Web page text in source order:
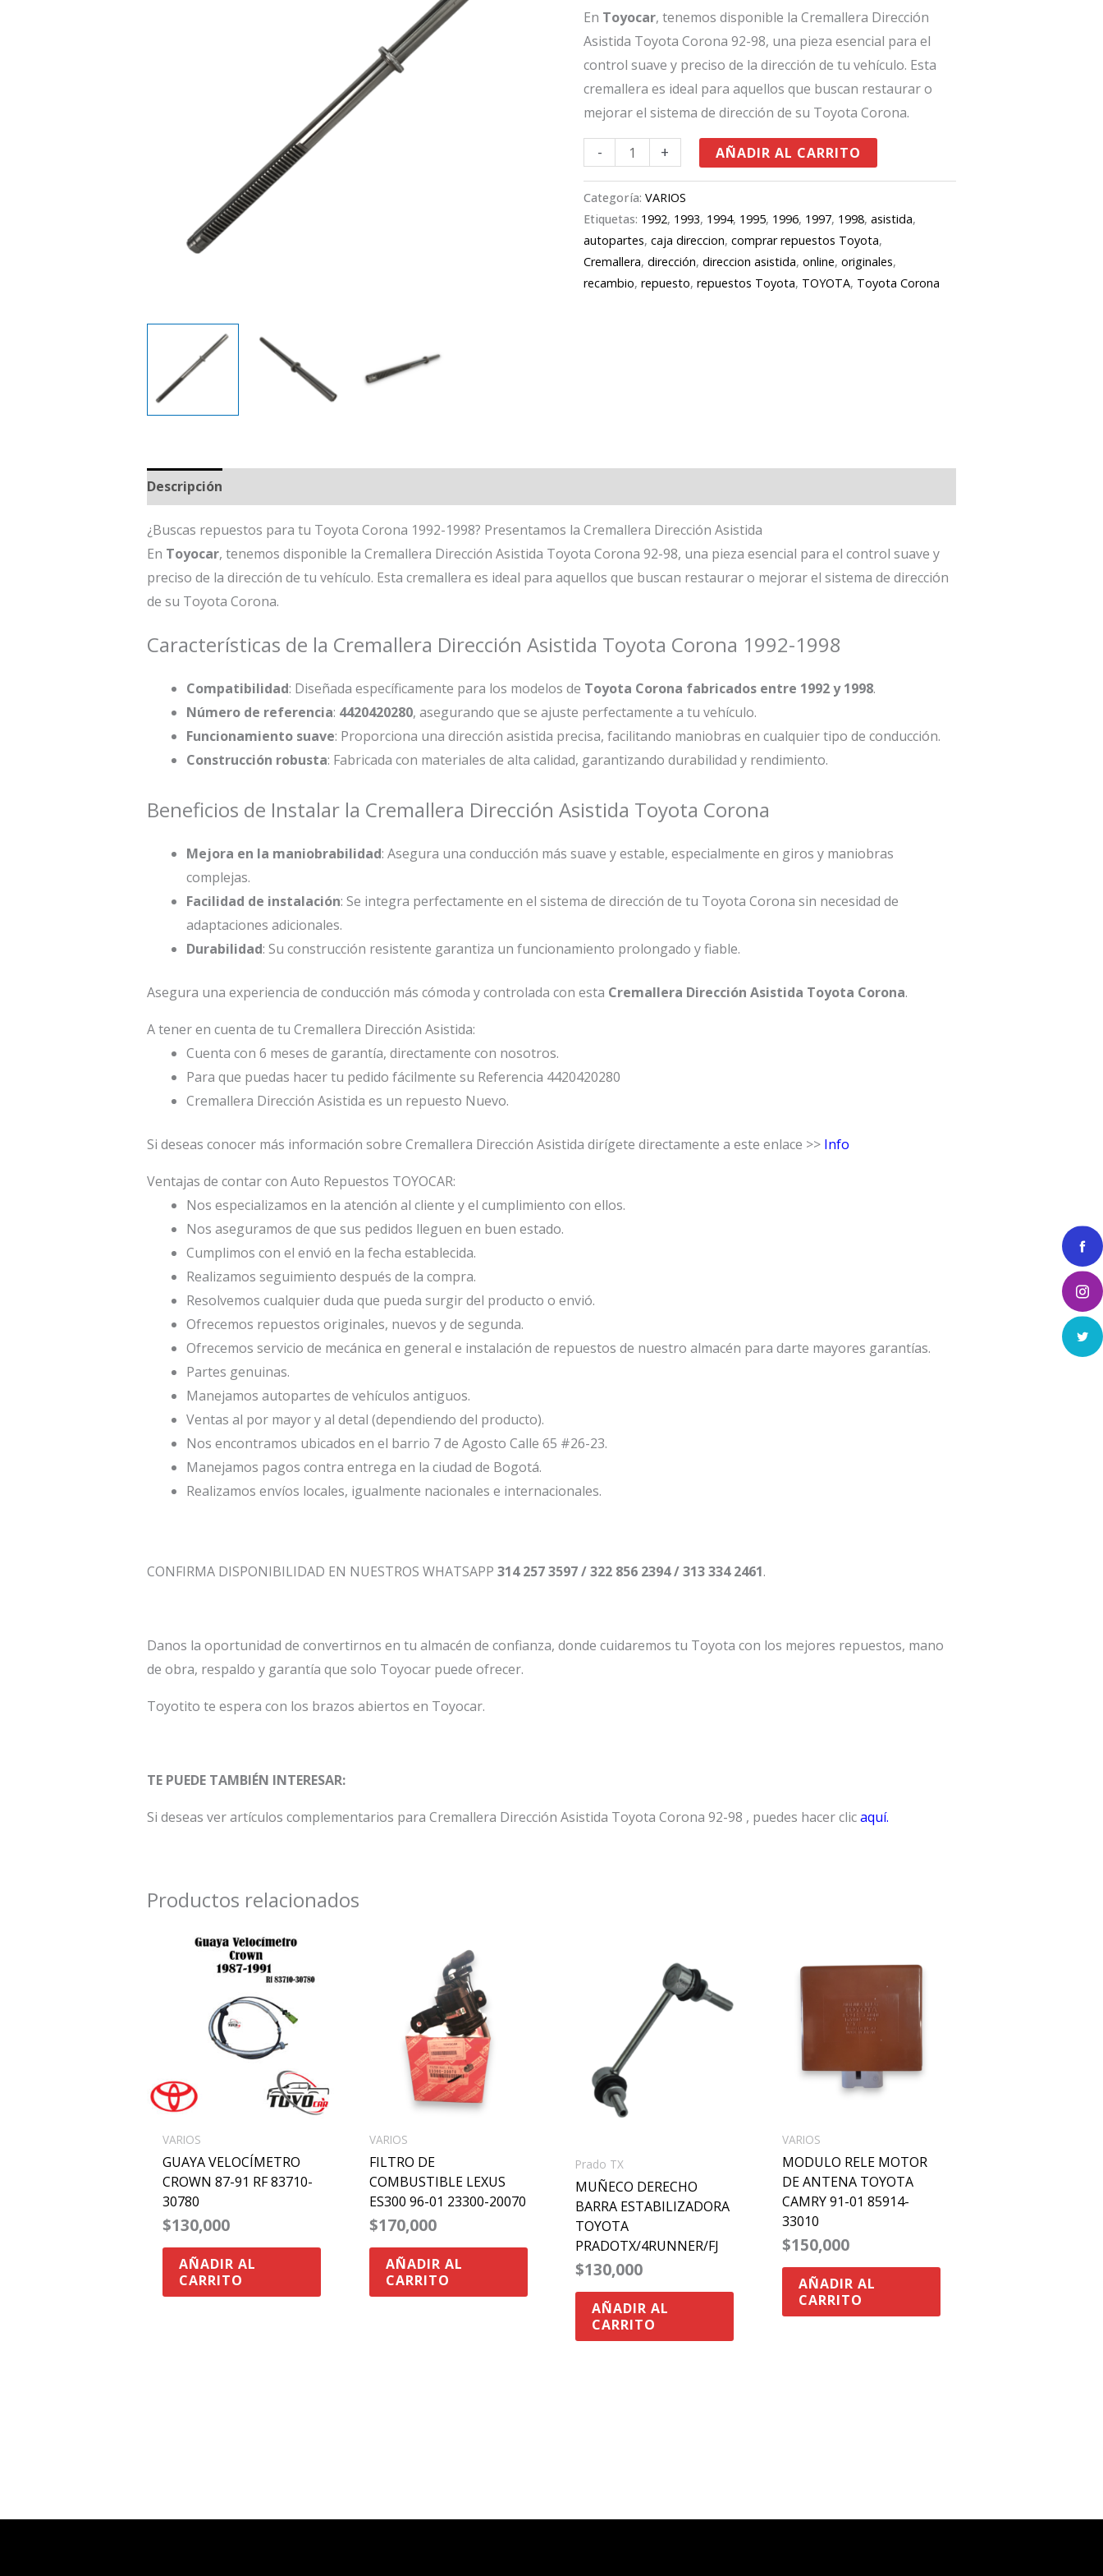
En Toyocar, tenemos disponible la Cremallera Dirección
Asistida Toyota Corona 92-98, una pieza esencial para el
control suave y preciso de la dirección de tu vehículo. Esta
cremallera es ideal para aquellos que buscan restaurar o
mejorar el sistema de dirección de su Toyota Corona.
-
Corona
92-
98
cantidad
+ AÑADIR AL CARRITO
Categoría:VARIOS
Etiquetas: 1992, 1993, 1994, 1995, 1996, 1997, 1998,asistida,
autopartes,caja direccion,comprar repuestos Toyota,
Cremallera,dirección,direccion asistida,online,originales,
recambio,repuesto,repuestos Toyota, TOYOTA, Toyota Corona
Descripción
¿Buscas repuestos para tu Toyota Corona 1992-1998? Presentamos la Cremallera Dirección Asistida
En Toyocar, tenemos disponible la Cremallera Dirección Asistida Toyota Corona 92-98, una pieza esencial para el control suave y
preciso de la dirección de tu vehículo. Esta cremallera es ideal para aquellos que buscan restaurar o mejorar el sistema de dirección
de su Toyota Corona.
Características de la Cremallera Dirección Asistida Toyota Corona 1992-1998
Compatibilidad: Diseñada específicamente para los modelos de Toyota Corona fabricados entre 1992 y 1998.
Número de referencia: 4420420280, asegurando que se ajuste perfectamente a tu vehículo.
Funcionamiento suave: Proporciona una dirección asistida precisa, facilitando maniobras en cualquier tipo de conducción.
Construcción robusta: Fabricada con materiales de alta calidad, garantizando durabilidad y rendimiento.
Beneficios de Instalar la Cremallera Dirección Asistida Toyota Corona
Mejora en la maniobrabilidad: Asegura una conducción más suave y estable, especialmente en giros y maniobras
complejas.
Facilidad de instalación: Se integra perfectamente en el sistema de dirección de tu Toyota Corona sin necesidad de
adaptaciones adicionales.
Durabilidad: Su construcción resistente garantiza un funcionamiento prolongado y fiable.
Asegura una experiencia de conducción más cómoda y controlada con esta Cremallera Dirección Asistida Toyota Corona.
A tener en cuenta de tu Cremallera Dirección Asistida:
Cuenta con 6 meses de garantía, directamente con nosotros.
Para que puedas hacer tu pedido fácilmente su Referencia 4420420280
Cremallera Dirección Asistida es un repuesto Nuevo.
Si deseas conocer más información sobre Cremallera Dirección Asistida dirígete directamente a este enlace >> Info
Ventajas de contar con Auto Repuestos TOYOCAR:
Nos especializamos en la atención al cliente y el cumplimiento con ellos.
Nos aseguramos de que sus pedidos lleguen en buen estado.
Cumplimos con el envió en la fecha establecida.
Realizamos seguimiento después de la compra.
Resolvemos cualquier duda que pueda surgir del producto o envió.
Ofrecemos repuestos originales, nuevos y de segunda.
Ofrecemos servicio de mecánica en general e instalación de repuestos de nuestro almacén para darte mayores garantías.
Partes genuinas.
Manejamos autopartes de vehículos antiguos.
Ventas al por mayor y al detal (dependiendo del producto).
Nos encontramos ubicados en el barrio 7 de Agosto Calle 65 #26-23.
Manejamos pagos contra entrega en la ciudad de Bogotá.
Realizamos envíos locales, igualmente nacionales e internacionales.
CONFIRMA DISPONIBILIDAD EN NUESTROS WHATSAPP 314 257 3597 / 322 856 2394 / 313 334 2461.
Danos la oportunidad de convertirnos en tu almacén de confianza, donde cuidaremos tu Toyota con los mejores repuestos, mano
de obra, respaldo y garantía que solo Toyocar puede ofrecer.
Toyotito te espera con los brazos abiertos en Toyocar.
TE PUEDE TAMBIÉN INTERESAR:
Si deseas ver artículos complementarios para Cremallera Dirección Asistida Toyota Corona 92-98 , puedes hacer clicaquí.
Productos relacionados
VARIOS
GUAYA VELOCÍMETRO
CROWN 87-91 RF 83710-
30780
$130,000
AÑADIR AL
CARRITO
VARIOS
FILTRO DE
COMBUSTIBLE LEXUS
ES300 96-01 23300-20070
$170,000
AÑADIR AL
CARRITO
Prado TX
MUÑECO DERECHO
BARRA ESTABILIZADORA
TOYOTA
PRADOTX/4RUNNER/FJ
$130,000
AÑADIR AL
CARRITO
VARIOS
MODULO RELE MOTOR
DE ANTENA TOYOTA
CAMRY 91-01 85914-
33010
$150,000
AÑADIR AL
CARRITO